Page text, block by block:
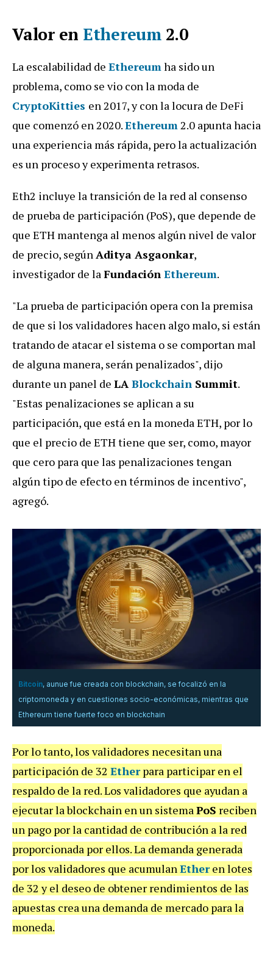
Valor en Ethereum2.0
La escalabilidad de Ethereumha sido un
problema, como se vio con la moda de
CryptoKitties en 2017, y con la locura de DeFi
que comenzó en 2020.Ethereum2.0 apunta hacia
una experiencia más rápida, pero la actualización
es un proceso y experimenta retrasos.
Eth2 incluye la transición de la red al consenso
de prueba de participación (PoS), que depende de
que ETH mantenga al menos algún nivel de valor
de precio, segúnAditya Asgaonkar,
investigador de laFundación Ethereum.
"La prueba de participación opera con la premisa
de que si los validadores hacen algo malo, si están
tratando de atacar el sistema o se comportan mal
de alguna manera, serán penalizados", dijo
durante un panel de LA Blockchain Summit.
"Estas penalizaciones se aplican a su
participación, que está en la moneda ETH, por lo
que el precio de ETH tiene que ser, como, mayor
que cero para que las penalizaciones tengan
algún tipo de efecto en términos de incentivo",
agregó.
Bitcoin, aunue fue creada con blockchain, se focalizó en la
criptomoneda y en cuestiones socio-económicas, mientras que
Ethereum tiene fuerte foco en blockchain
Por lo tanto, los validadores necesitan una
participación de 32 Etherpara participar en el
respaldo de la red. Los validadores que ayudan a
ejecutar la blockchain en un sistemaPoS reciben
un pago por la cantidad de contribución a la red
proporcionada por ellos. La demanda generada
por los validadores que acumulanEtheren lotes
de 32 y el deseo de obtener rendimientos de las
apuestas crea una demanda de mercado para la
moneda.